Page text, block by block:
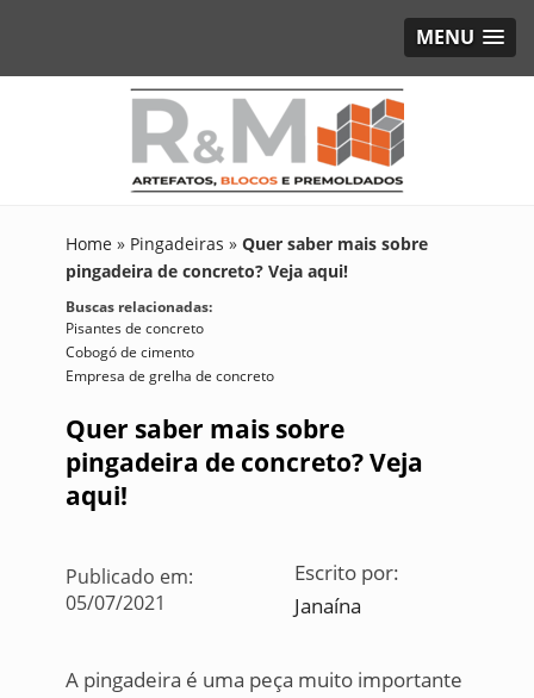
MENU
Home » Pingadeiras » Quer saber mais sobre
pingadeira de concreto? Veja aqui!
Buscas relacionadas:
Pisantes de concreto
Cobogó de cimento
Empresa de grelha de concreto
Quer saber mais sobre
pingadeira de concreto? Veja
aqui!
Publicado em:
05/07/2021
Escrito por:
Janaína
A pingadeira é uma peça muito importante